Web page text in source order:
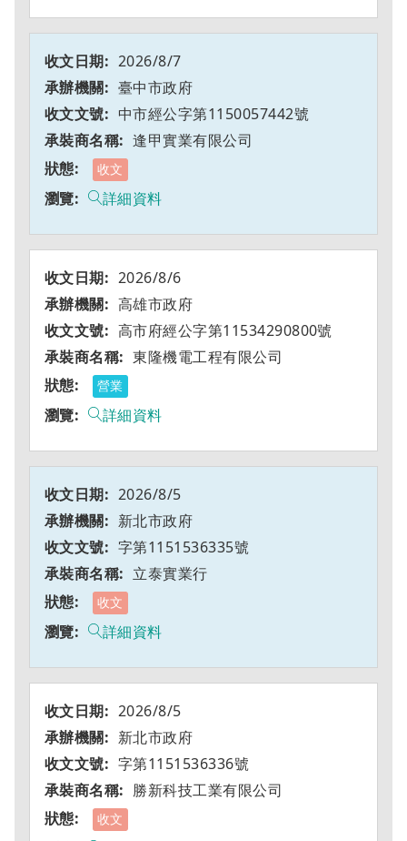
2026/8/7
臺中市政府
中市經公字第1150057442號
逢甲實業有限公司
收文
詳細資料
2026/8/6
高雄市政府
高市府經公字第11534290800號
東隆機電工程有限公司
營業
詳細資料
2026/8/5
新北市政府
字第1151536335號
立泰實業行
收文
詳細資料
2026/8/5
新北市政府
字第1151536336號
勝新科技工業有限公司
收文